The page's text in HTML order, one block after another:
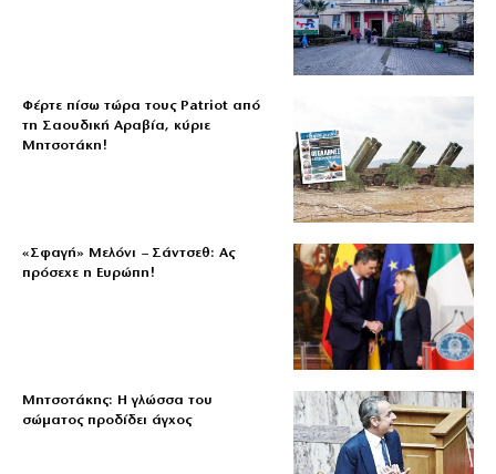
Φέρτε πίσω τώρα τους Patriot από
τη Σαουδική Αραβία, κύριε
Μητσοτάκη!
«Σφαγή» Μελόνι – Σάντσεθ: Ας
πρόσεχε η Ευρώπη!
Μητσοτάκης: Η γλώσσα του
σώματος προδίδει άγχος